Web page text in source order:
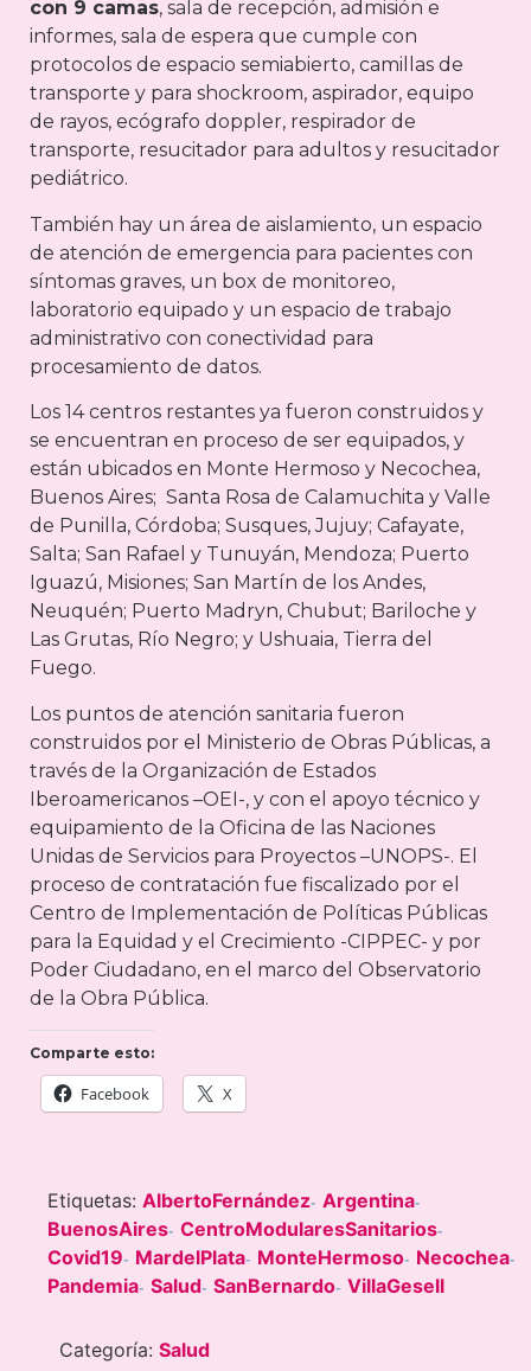
con 9 camas, sala de recepción, admisión e
informes, sala de espera que cumple con
protocolos de espacio semiabierto, camillas de
transporte y para shockroom, aspirador, equipo
de rayos, ecógrafo doppler, respirador de
transporte, resucitador para adultos y resucitador
pediátrico.
También hay un área de aislamiento, un espacio
de atención de emergencia para pacientes con
síntomas graves, un box de monitoreo,
laboratorio equipado y un espacio de trabajo
administrativo con conectividad para
procesamiento de datos.
Los 14 centros restantes ya fueron construidos y
se encuentran en proceso de ser equipados, y
están ubicados en Monte Hermoso y Necochea,
Buenos Aires; Santa Rosa de Calamuchita y Valle
de Punilla, Córdoba; Susques, Jujuy; Cafayate,
Salta; San Rafael y Tunuyán, Mendoza; Puerto
Iguazú, Misiones; San Martín de los Andes,
Neuquén; Puerto Madryn, Chubut; Bariloche y
Las Grutas, Río Negro; y Ushuaia, Tierra del
Fuego.
Los puntos de atención sanitaria fueron
construidos por el Ministerio de Obras Públicas, a
través de la Organización de Estados
Iberoamericanos –OEI-, y con el apoyo técnico y
equipamiento de la Oficina de las Naciones
Unidas de Servicios para Proyectos –UNOPS-. El
proceso de contratación fue fiscalizado por el
Centro de Implementación de Políticas Públicas
para la Equidad y el Crecimiento -CIPPEC- y por
Poder Ciudadano, en el marco del Observatorio
de la Obra Pública.
Comparte esto:
Facebook X
Etiquetas: AlbertoFernández- Argentina-
BuenosAires- CentroModularesSanitarios-
Covid19- MardelPlata- MonteHermoso- Necochea-
Pandemia- Salud- SanBernardo- VillaGesell
Categoría: Salud